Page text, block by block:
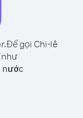
Để gọi Chi-lê
nước